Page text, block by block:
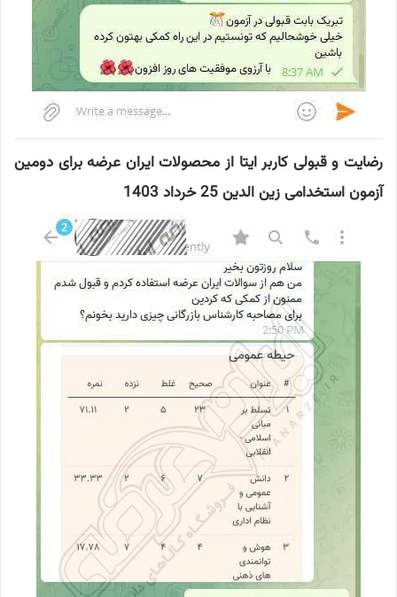
رضایت و قبولی کاربر ایتا از محصولات ایران عرضه برای دومین
آزمون استخدامی زین الدین 25 خرداد 1403